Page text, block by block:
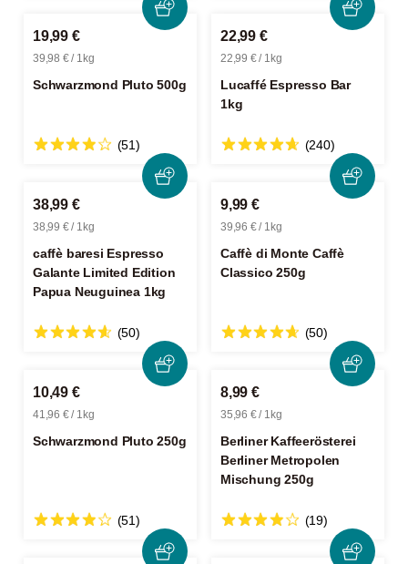
19,99 €
39,98 € / 1kg
Schwarzmond Pluto 500g
(51)
22,99 €
22,99 € / 1kg
Lucaffé Espresso Bar
1kg
(240)
38,99 €
38,99 € / 1kg
caffè baresi Espresso
Galante Limited Edition
Papua Neuguinea 1kg
(50)
9,99 €
39,96 € / 1kg
Caffè di Monte Caffè
Classico 250g
(50)
10,49 €
41,96 € / 1kg
Schwarzmond Pluto 250g
(51)
8,99 €
35,96 € / 1kg
Berliner Kaffeerösterei
Berliner Metropolen
Mischung 250g
(19)